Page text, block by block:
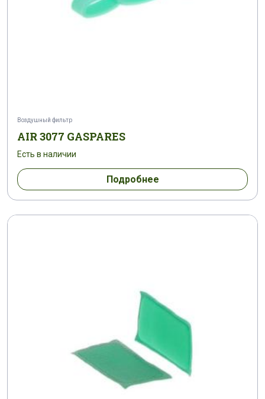
Воздушный фильтр
AIR 3077 GASPARES
Есть в наличии
Подробнее